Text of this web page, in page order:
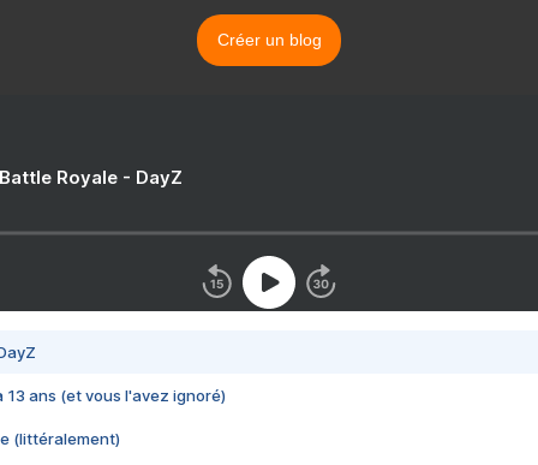
Créer un blog
Royale - DayZ
13 ans (et vous l'avez ignoré)
(littéralement)